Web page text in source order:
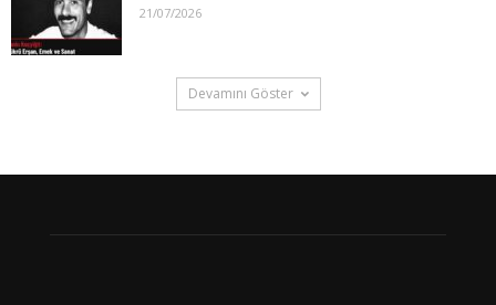
21/07/2026
Devamını Göster